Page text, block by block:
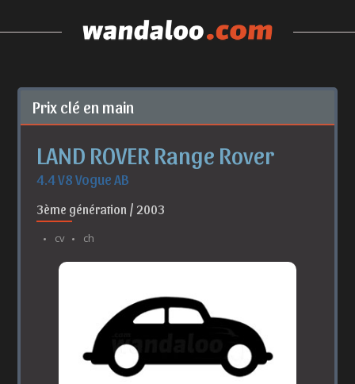
Prix clé en main
LAND ROVER Range Rover
4.4 V8 Vogue AB
3ème génération / 2003
cv ch